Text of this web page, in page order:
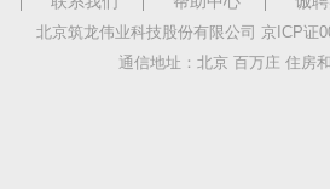
北京筑龙伟业科技股份有限公司 京 ICP证
通信地址：北京 百万庄 住房